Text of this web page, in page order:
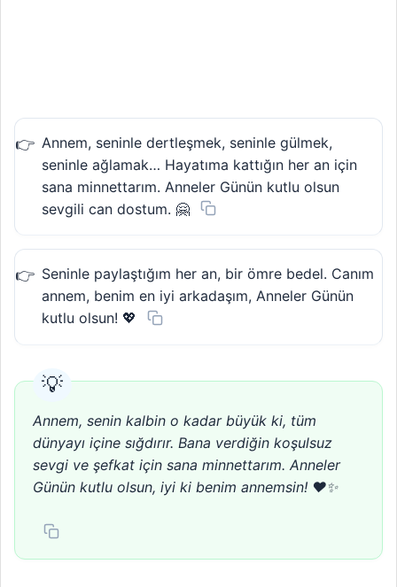
Annem, seninle dertleşmek, seninle gülmek,
seninle ağlamak… Hayatıma kattığın her an için
sana minnettarım. Anneler Günün kutlu olsun
sevgili can dostum. 🤗
Seninle paylaştığım her an, bir ömre bedel. Canım
annem, benim en iyi arkadaşım, Anneler Günün
kutlu olsun! 💖
Annem, senin kalbin o kadar büyük ki, tüm
dünyayı içine sığdırır. Bana verdiğin koşulsuz
sevgi ve şefkat için sana minnettarım. Anneler
Günün kutlu olsun, iyi ki benim annemsin! ❤️✨